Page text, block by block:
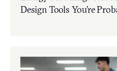
Design Tools You’re